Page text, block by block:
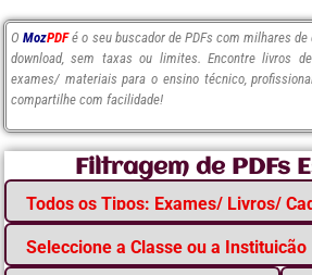
OMozPDF é o seu buscador de PDFs com milhares
download, sem taxas ou limites. Encontre livros
exames/ materiais para o ensino técnico,
compartilhe com facilidade!
Filtragem de PDFs